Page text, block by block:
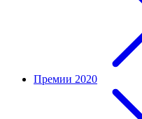
Премии 2020